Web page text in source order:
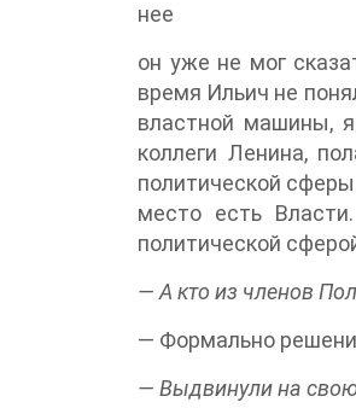
нее
он уже не мог
время Ильич не
властной машины,
коллеги Ленина,
политической
место есть
политической
— А кто из членов
— Формально
— Выдвинули на